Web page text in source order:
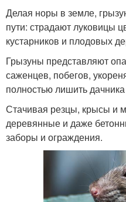
Делая норы в земле,
пути: страдают луковицы
кустарников и плодовых
Грызуны представляют
саженцев, побегов,
полностью лишить
Стачивая резцы, крысы и
деревянные и даже
заборы и ограждения.